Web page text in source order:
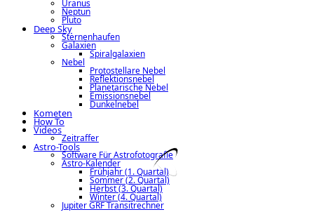
Uranus
Neptun
Pluto
Deep Sky
Sternenhaufen
Galaxien
Spiralgalaxien
Nebel
Protostellare Nebel
Reflektionsnebel
Planetarische Nebel
Emissionsnebel
Dunkelnebel
Kometen
How To
Videos
Zeitraffer
Astro-Tools
Software Für Astrofotografie
Astro-Kalender
Frühjahr (1. Quartal)
Sommer (2. Quartal)
Herbst (3. Quartal)
Winter (4. Quartal)
Jupiter GRF Transitrechner